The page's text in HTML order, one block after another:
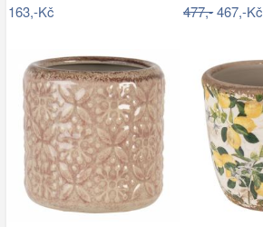
163,-Kč 477,-467,-Kč